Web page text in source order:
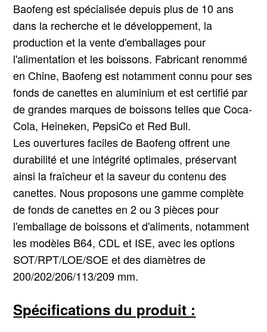
Baofeng est spécialisée depuis plus de 10 ans
dans la recherche et le développement, la
production et la vente d'emballages pour
l'alimentation et les boissons. Fabricant renommé
en Chine, Baofeng est notamment connu pour ses
fonds de canettes en aluminium et est certifié par
de grandes marques de boissons telles que Coca-
Cola, Heineken, PepsiCo et Red Bull.
Les ouvertures faciles de Baofeng offrent une
durabilité et une intégrité optimales, préservant
ainsi la fraîcheur et la saveur du contenu des
canettes. Nous proposons une gamme complète
de fonds de canettes en 2 ou 3 pièces pour
l'emballage de boissons et d'aliments, notamment
les modèles B64, CDL et ISE, avec les options
SOT/RPT/LOE/SOE et des diamètres de
200/202/206/113/209 mm.
Spécifications du produit :